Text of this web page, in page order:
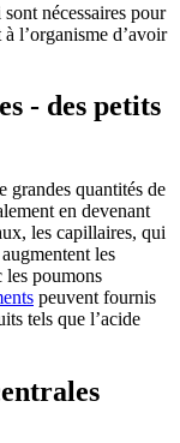
nécessaires pour
l’organisme d’avoir
- des petits
grandes quantités de
en devenant
les capillaires, qui
les
les poumons
peuvent fournis
tels que l’acide